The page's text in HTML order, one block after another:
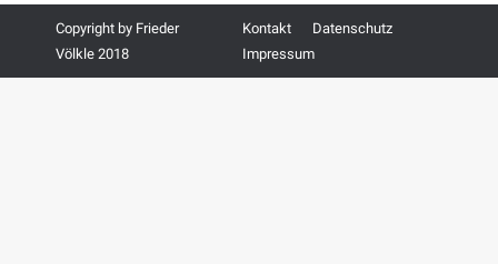
Copyright by Frieder
Völkle 2018
Kontakt
Datenschutz
Impressum